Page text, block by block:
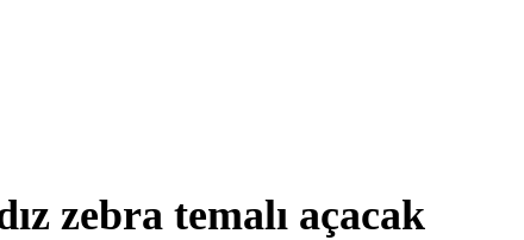
zebra temalı açacak